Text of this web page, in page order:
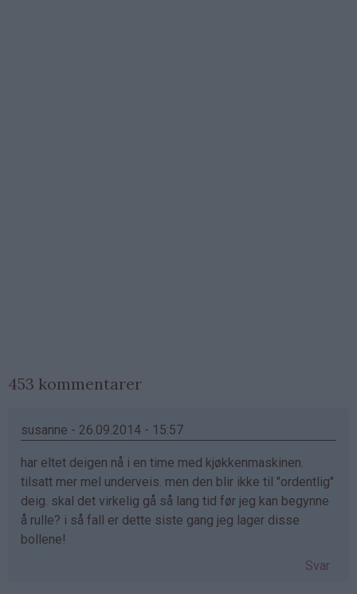
453 kommentarer
susanne - 26.09.2014 - 15:57
har eltet deigen nå i en time med kjøkkenmaskinen.
tilsatt mer mel underveis. men den blir ikke til "ordentlig"
deig. skal det virkelig gå så lang tid før jeg kan begynne
å rulle? i så fall er dette siste gang jeg lager disse
bollene!
Svar